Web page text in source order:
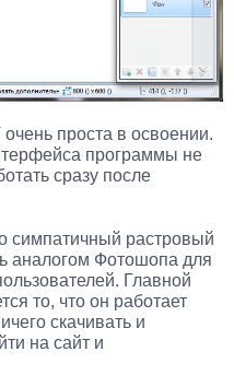
проста в освоении.
программы не
сразу после
симпатичный растровый
аналогом Фотошопа для
Главной
то, что он работает
скачивать и
на сайт и